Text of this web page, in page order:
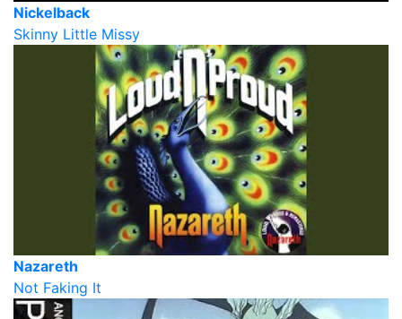
Nickelback
Skinny Little Missy
Nazareth
Not Faking It